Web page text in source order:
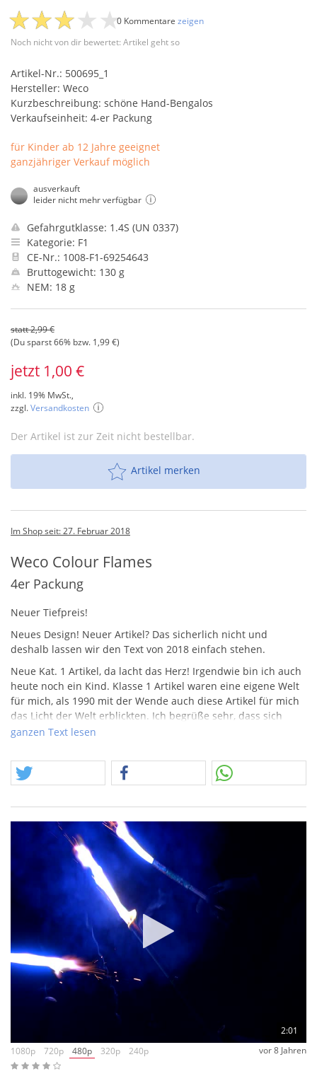
Noch nicht von dir bewertet: Artikel geht so
0 Kommentare zeigen
Artikel-Nr.: 500695_1
Hersteller: Weco
Kurzbeschreibung: schöne Hand-Bengalos
Verkaufseinheit: 4-er Packung
für Kinder ab 12 Jahre geeignet
ganzjähriger Verkauf möglich
ausverkauft
leider nicht mehr verfügbar
Gefahrgutklasse: 1.4S (UN 0337)
Kategorie: F1
CE-Nr.: 1008-F1-69254643
Bruttogewicht: 130 g
NEM: 18 g
statt 2,99 €
(Du sparst 66% bzw. 1,99 €)
jetzt 1,00 €
inkl. 19% MwSt.,
zzgl.Versandkosten
Der Artikel ist zur Zeit nicht bestellbar.
Artikel merken
Im Shop seit: 27. Februar 2018
Weco Colour Flames
4er Packung
Neuer Tiefpreis!
Neues Design! Neuer Artikel? Das sicherlich nicht und
deshalb lassen wir den Text von 2018 einfach stehen.
Neue Kat. 1 Artikel, da lacht das Herz! Irgendwie bin ich auch
heute noch ein Kind. Klasse 1 Artikel waren eine eigene Welt
für mich, als 1990 mit der Wende auch diese Artikel für mich
das Licht der Welt erblickten. Ich begrüße sehr, dass sich
auch bei Klasse 1 / Kat. 1 Feuerwerk nach wie vor Bewegung
Brenndauer sind wirklich ein Meilenstein. Die neuen Weco
Flames können da sehr gut mithalten. Sie machen Spaß, auch
wenn der Name etwas verwirrt, denn wir hatten in unserer
Testpackung nur die Variante in Blau.
ganzen Text lesen
2:01
1080p
720p 480p 320p 240p vor 8 Jahren